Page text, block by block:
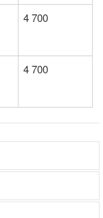
4 700
4 700